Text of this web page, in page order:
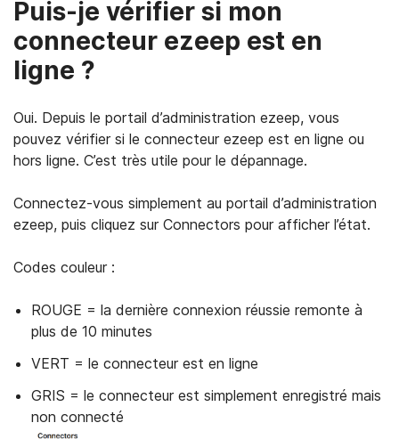
Puis-je vérifier si mon
connecteur ezeep est en
ligne ?
Oui. Depuis le portail d’administration ezeep, vous
pouvez vérifier si le connecteur ezeep est en ligne ou
hors ligne. C’est très utile pour le dépannage.
Connectez‑vous simplement au portail d’administration
ezeep, puis cliquez sur Connectors pour afficher l’état.
Codes couleur :
ROUGE = la dernière connexion réussie remonte à
plus de 10 minutes
VERT = le connecteur est en ligne
GRIS = le connecteur est simplement enregistré mais
non connecté